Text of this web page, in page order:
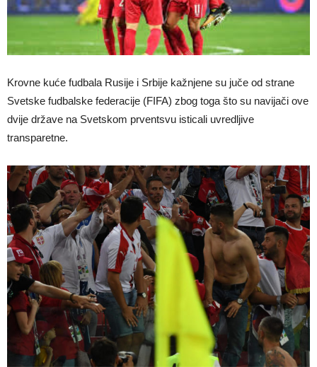
Krovne kuće fudbala Rusije i Srbije kažnjene su juče od strane
Svetske fudbalske federacije (FIFA) zbog toga što su navijači ove
dvije države na Svetskom prventsvu isticali uvredljive
transparetne.